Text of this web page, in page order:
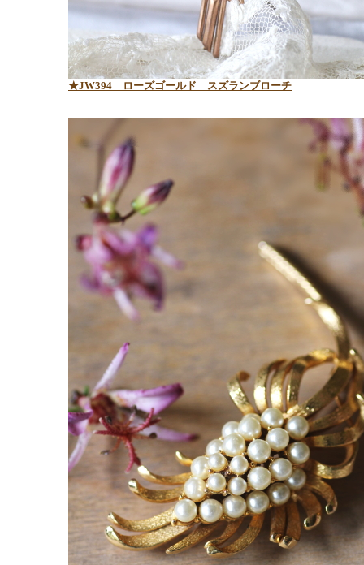
★JW394 ローズゴールド スズランブローチ